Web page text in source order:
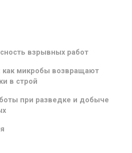
взрывных работ
микробы возвращают
в строй
при разведке и добыче